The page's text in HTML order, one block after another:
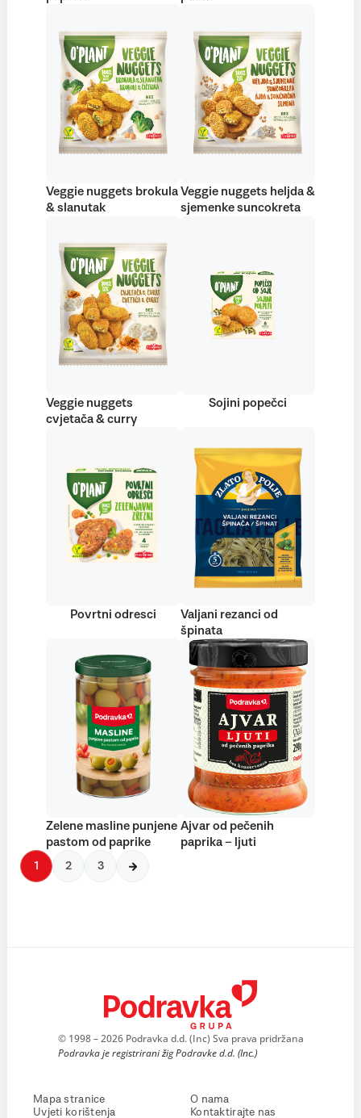
Veggie nuggets brokula
& slanutak
Veggie nuggets heljda &
sjemenke suncokreta
Veggie nuggets
cvjetača & curry
Sojini popečci
Povrtni odresci
Valjani rezanci od
špinata
Zelene masline punjene
pastom od paprike
Ajvar od pečenih
paprika – ljuti
1 2 3
© 1998 – 2026 Podravka d.d. (Inc) Sva prava pridržana
Podravka je registrirani žig Podravke d.d. (Inc.)
Mapa stranice
Uvjeti korištenja
O nama
Kontaktirajte nas